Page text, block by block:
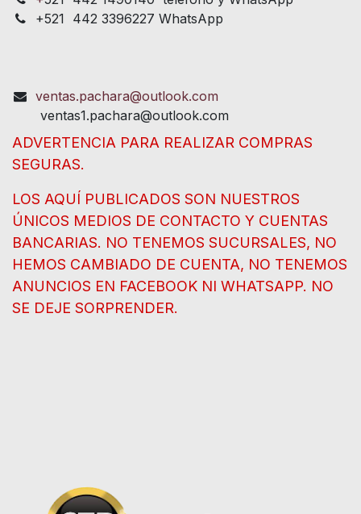
+521 442 3396227 WhatsApp
ventas.pachara@outlook.com
ventas1.pachara@outlook.com
ADVERTENCIA PARA REALIZAR COMPRAS
SEGURAS.
LOS AQUÍ PUBLICADOS SON NUESTROS
ÚNICOS MEDIOS DE CONTACTO Y CUENTAS
BANCARIAS. NO TENEMOS SUCURSALES, NO
HEMOS CAMBIADO DE CUENTA, NO TENEMOS
ANUNCIOS EN FACEBOOK NI WHATSAPP. NO
SE DEJE SORPRENDER.